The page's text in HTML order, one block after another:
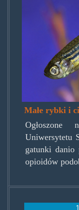
Małe rybki i
Uniwersytetu
gatunki danio
opioidów